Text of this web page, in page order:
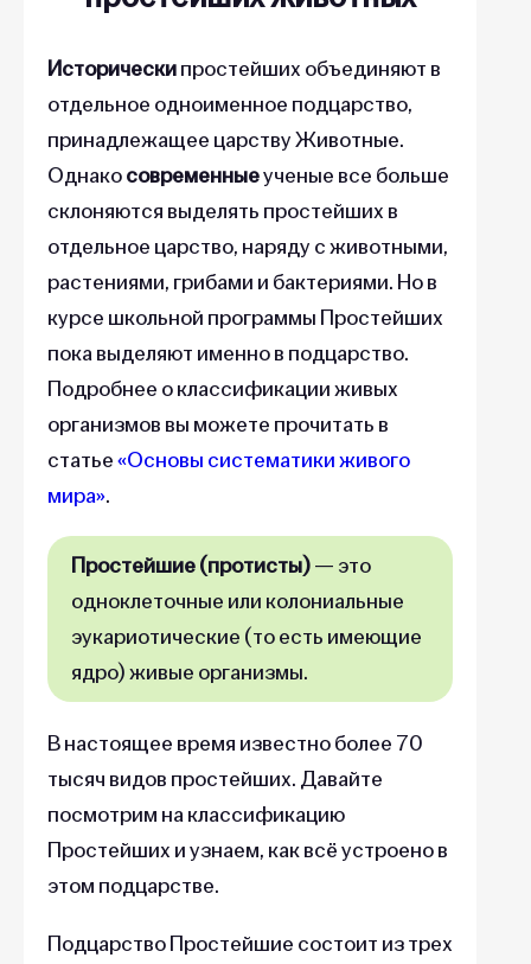
Историческипростейших объединяют в
отдельное одноименное подцарство,
принадлежащее царству Животные.
Однакосовременныеученые все больше
склоняются выделять простейших в
отдельное царство, наряду с животными,
растениями, грибами и бактериями. Но в
курсе школьной программы Простейших
пока выделяют именно в подцарство.
Подробнее о классификации живых
организмов вы можете прочитать в
статье«Основы систематики живого
мира».
Простейшие(протисты)— это
одноклеточные или колониальные
эукариотические (то есть имеющие
ядро) живые организмы.
В настоящее время известно более 70
тысяч видов простейших. Давайте
посмотрим на классификацию
Простейших и узнаем, как всё устроено в
этом подцарстве.
Подцарство Простейшие состоит из трех